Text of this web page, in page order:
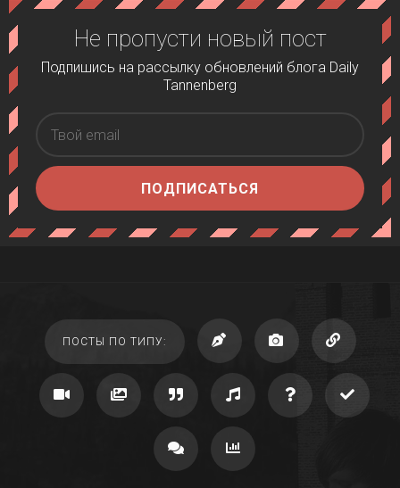
Не пропусти новый пост
Подпишись на рассылку обновлений блога Daily
Tannenberg
ПОДПИСАТЬСЯ
ПОСТЫ ПО ТИПУ: